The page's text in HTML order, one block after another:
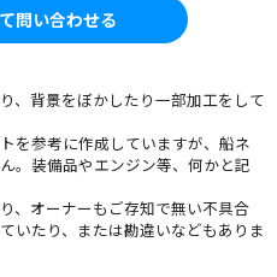
問い合わせる
、背景をぼかしたり一部加工をして
を参考に作成していますが、船ネ
。装備品やエンジン等、何かと記
、オーナーもご存知で無い不具合
いたり、または勘違いなどもありま